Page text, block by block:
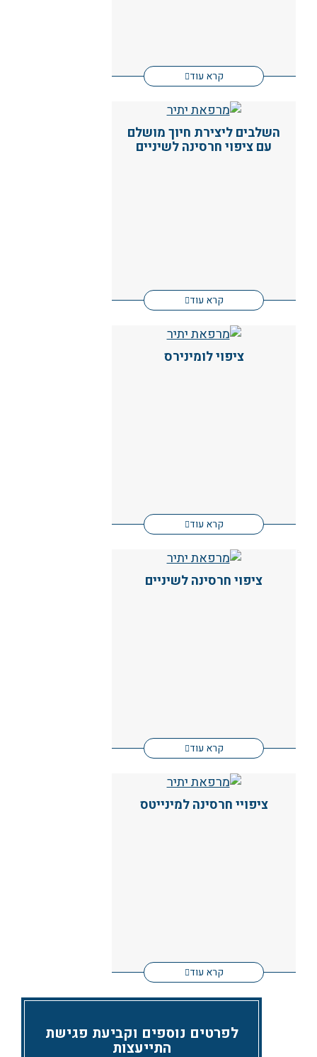
קרא עוד
השלבים ליצירת חיוך מושלם
עם ציפוי חרסינה לשיניים
קרא עוד
ציפוי לומינירס
קרא עוד
ציפוי חרסינה לשיניים
קרא עוד
ציפויי חרסינה למינייטס
קרא עוד
לפרטים נוספים וקביעת פגישת
התייעצות